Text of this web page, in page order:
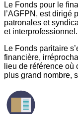
Le Fonds pour le
l’AGFPN, est dirigé
patronales et
et interprofessionnel.
Le Fonds paritaire
financière,
lieu de référence
plus grand nombre,